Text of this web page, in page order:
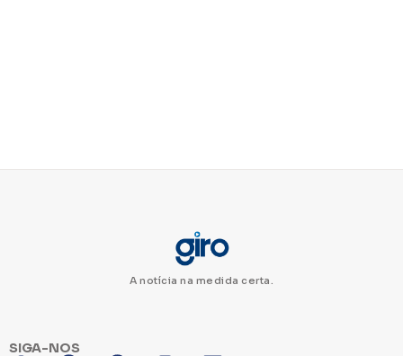
A notícia na medida certa.
SIGA-NOS